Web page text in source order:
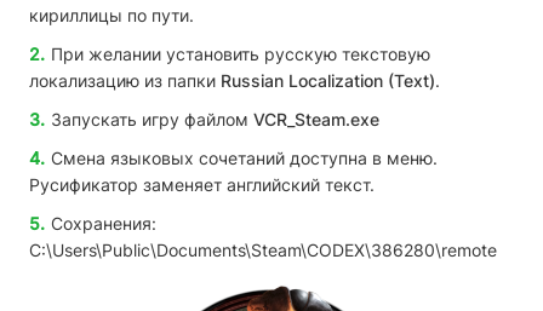
кириллицы по пути.
При желании установить русскую текстовую
локализацию из папки Russian Localization (Text).
Запускать игру файлом VCR_Steam.exe
Смена языковых сочетаний доступна в меню.
Русификатор заменяет английский текст.
Сохранения:
C:\Users\Public\Documents\Steam\CODEX\386280\remote